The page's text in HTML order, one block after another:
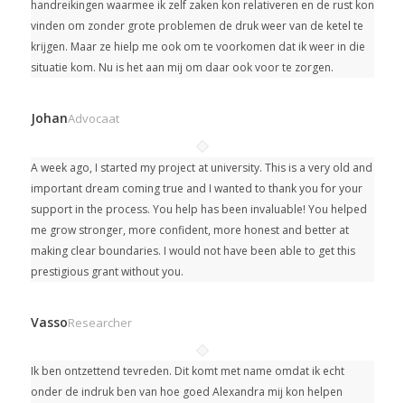
handreikingen waarmee ik zelf zaken kon relativeren en de rust kon
vinden om zonder grote problemen de druk weer van de ketel te
krijgen. Maar ze hielp me ook om te voorkomen dat ik weer in die
situatie kom. Nu is het aan mij om daar ook voor te zorgen.
JohanAdvocaat
A week ago, I started my project at university. This is a very old and
important dream coming true and I wanted to thank you for your
support in the process. You help has been invaluable! You helped
me grow stronger, more confident, more honest and better at
making clear boundaries. I would not have been able to get this
prestigious grant without you.
VassoResearcher
Ik ben ontzettend tevreden. Dit komt met name omdat ik echt
onder de indruk ben van hoe goed Alexandra mij kon helpen